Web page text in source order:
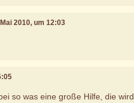
2010, um 12:03
so was eine große Hilfe, die wird